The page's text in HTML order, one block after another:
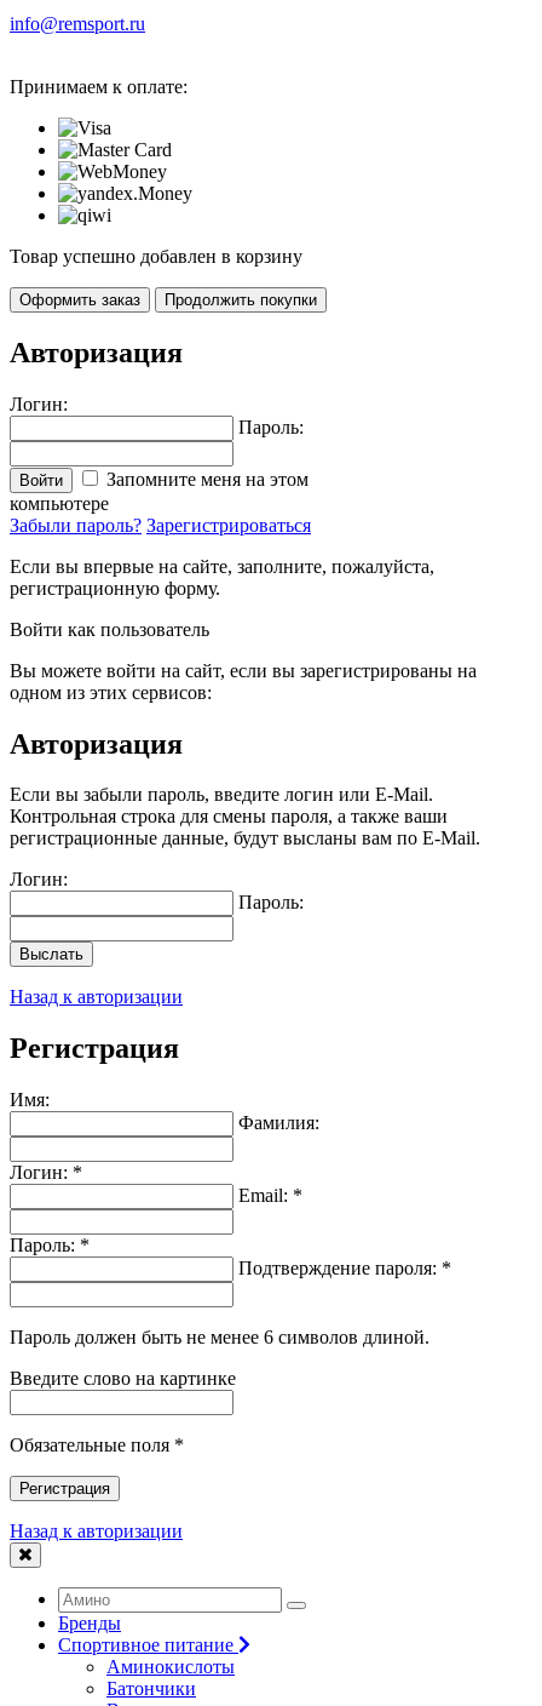
info@remsport.ru
Принимаем к оплате:
Товар успешно добавлен в корзину
Оформить заказ Продолжить покупки
Авторизация
Логин:
Пароль:
Войти
Запомните меня на этом
компьютере
Забыли пароль? Зарегистрироваться
Если вы впервые на сайте, заполните, пожалуйста,
регистрационную форму.
Войти как пользователь
Вы можете войти на сайт, если вы зарегистрированы на
одном из этих сервисов:
Авторизация
Если вы забыли пароль, введите логин или E-Mail.
Контрольная строка для смены пароля, а также ваши
регистрационные данные, будут высланы вам по E-Mail.
Логин:
Пароль:
Выслать
Назад к авторизации
Регистрация
Имя:
Фамилия:
Логин: *
Email: *
Пароль: *
Подтверждение пароля: *
Пароль должен быть не менее 6 символов длиной.
Введите слово на картинке
Обязательные поля *
Регистрация
Назад к авторизации
Бренды
Спортивное питание
Аминокислоты
Батончики